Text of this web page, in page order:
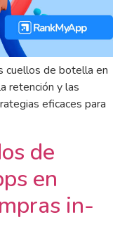
cuellos de botella en
retención y las
eficaces para
de
en
in-